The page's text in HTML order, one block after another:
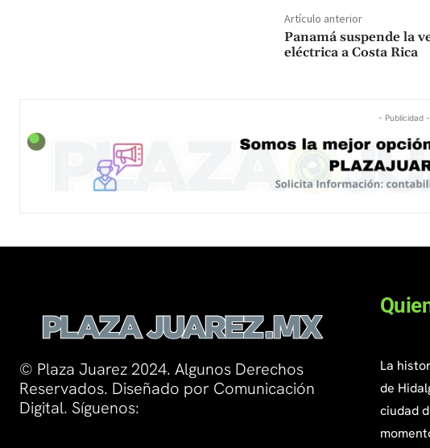
Artículo anterior
Panamá suspende la
eléctrica a Costa Rica
- Publicidad -
© Plaza Juarez 2024. Algunos Derechos
Reservados. Diseñado por Comunicación
Digital. Síguenos:
La
de
ciudad